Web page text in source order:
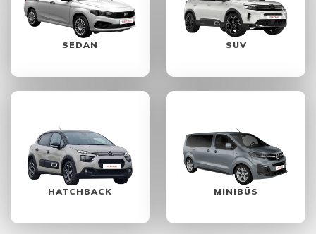
SEDAN SUV
HATCHBACK MINIBÜS